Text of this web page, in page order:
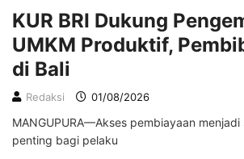
KUR BRI Dukung
UMKM Produktif,
di Bali
Redaksi 01/08/2026
MANGUPURA—Akses pembiayaan
penting bagi pelaku